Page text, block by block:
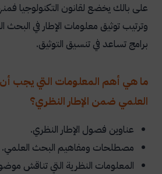
على بالك يخضع لقانون التكنولوجيا
وترتيب توثيق معلومات الإطار في
برامج تساعد في تنسيق التوثيق.
ما هي أهم المعلومات التي يجب
العلمي ضمن الإطار النظري؟
عناوين فصول الإطار النظري.
مصطلحات ومفاهيم البحث العلمي.
المعلومات النظرية التي تناقش